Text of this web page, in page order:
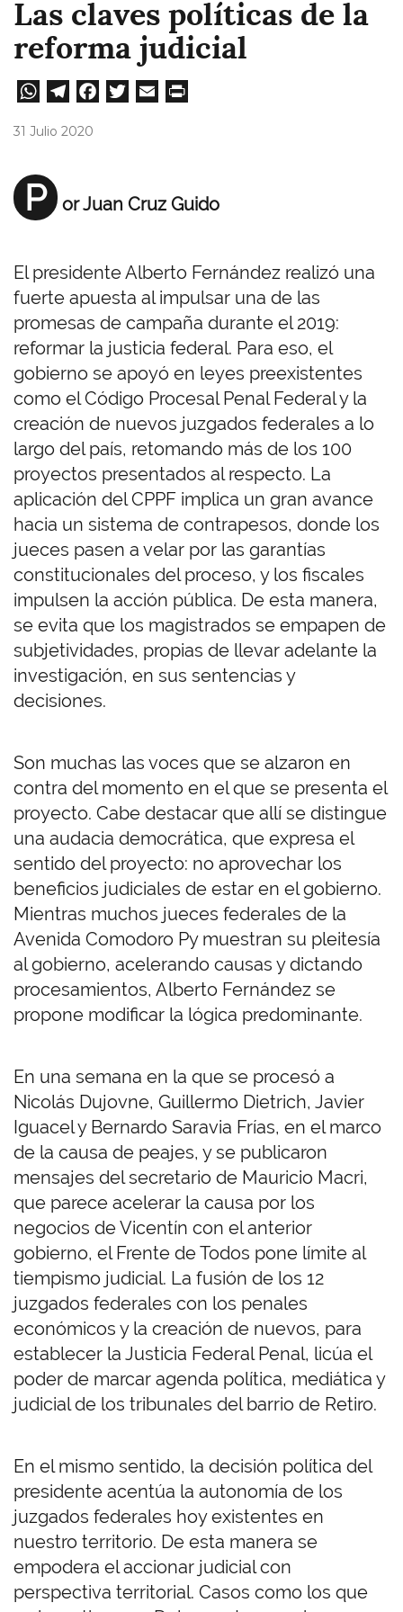
Las claves políticas de la
reforma judicial
W
A
pp
Te
m
Fa
31 Julio 2020
P or Juan Cruz Guido
El presidente Alberto Fernández realizó una
fuerte apuesta al impulsar una de las
promesas de campaña durante el 2019:
reformar la justicia federal. Para eso, el
gobierno se apoyó en leyes preexistentes
como el Código Procesal Penal Federal y la
creación de nuevos juzgados federales a lo
largo del país, retomando más de los 100
proyectos presentados al respecto. La
aplicación del CPPF implica un gran avance
hacia un sistema de contrapesos, donde los
jueces pasen a velar por las garantías
constitucionales del proceso, y los fiscales
impulsen la acción pública. De esta manera,
se evita que los magistrados se empapen de
subjetividades, propias de llevar adelante la
investigación, en sus sentencias y
decisiones.
Son muchas las voces que se alzaron en
contra del momento en el que se presenta el
proyecto. Cabe destacar que allí se distingue
una audacia democrática, que expresa el
sentido del proyecto: no aprovechar los
beneficios judiciales de estar en el gobierno.
Mientras muchos jueces federales de la
Avenida Comodoro Py muestran su pleitesía
al gobierno, acelerando causas y dictando
procesamientos, Alberto Fernández se
propone modificar la lógica predominante.
En una semana en la que se procesó a
Nicolás Dujovne, Guillermo Dietrich, Javier
Iguacel y Bernardo Saravia Frías, en el marco
de la causa de peajes, y se publicaron
mensajes del secretario de Mauricio Macri,
que parece acelerar la causa por los
negocios de Vicentín con el anterior
gobierno, el Frente de Todos pone límite al
tiempismo judicial. La fusión de los 12
juzgados federales con los penales
económicos y la creación de nuevos, para
establecer la Justicia Federal Penal, licúa el
poder de marcar agenda política, mediática y
judicial de los tribunales del barrio de Retiro.
En el mismo sentido, la decisión política del
presidente acentúa la autonomía de los
juzgados federales hoy existentes en
nuestro territorio. De esta manera se
empodera el accionar judicial con
perspectiva territorial. Casos como los que